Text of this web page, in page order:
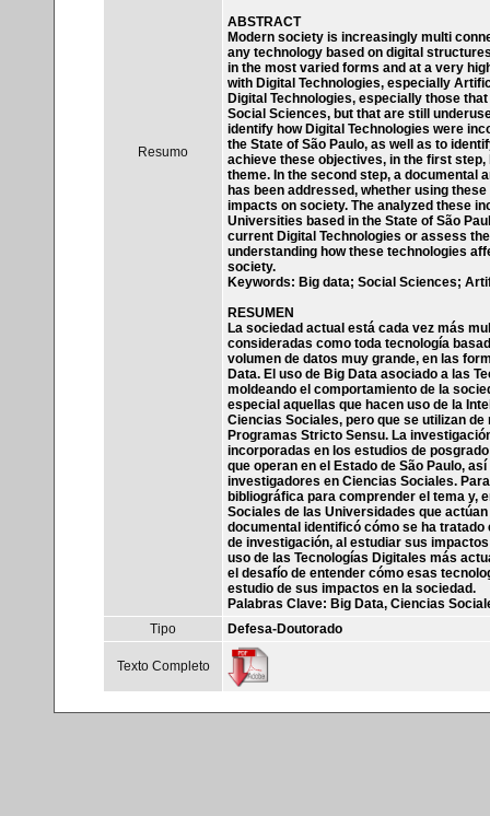
Resumo
ABSTRACT
Modern society is increasingly multi
any technology based on digital
in the most varied forms and at a very
with Digital Technologies, especially
Digital Technologies, especially those
Social Sciences, but that are still
identify how Digital Technologies were
the State of São Paulo, as well as to
achieve these objectives, in the first
theme. In the second step, a documental
has been addressed, whether using
impacts on society. The analyzed these
Universities based in the State of São
current Digital Technologies or assess
understanding how these technologies
society.
Keywords: Big data; Social Sciences;
RESUMEN
La sociedad actual está cada vez más
consideradas como toda tecnología
volumen de datos muy grande, en las
Data. El uso de Big Data asociado a las
moldeando el comportamiento de la
especial aquellas que hacen uso de la
Ciencias Sociales, pero que se utilizan
Programas Stricto Sensu. La
incorporadas en los estudios de
que operan en el Estado de São Paulo,
investigadores en Ciencias Sociales.
bibliográfica para comprender el tema y,
Sociales de las Universidades que
documental identificó cómo se ha
de investigación, al estudiar sus
uso de las Tecnologías Digitales más
el desafío de entender cómo esas
estudio de sus impactos en la sociedad.
Palabras Clave: Big Data, Ciencias
Tipo
Defesa-Doutorado
Texto Completo